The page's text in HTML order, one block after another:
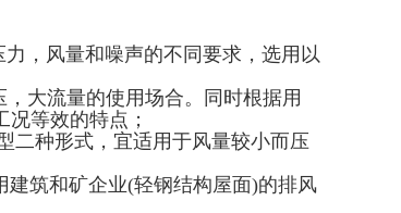
，风量和噪声的不同要求，选用以
大流量的使用场合。同时根据用
等效的特点；
二种形式，宜适用于风量较小而压
筑和矿企业(轻钢结构屋面)的排风